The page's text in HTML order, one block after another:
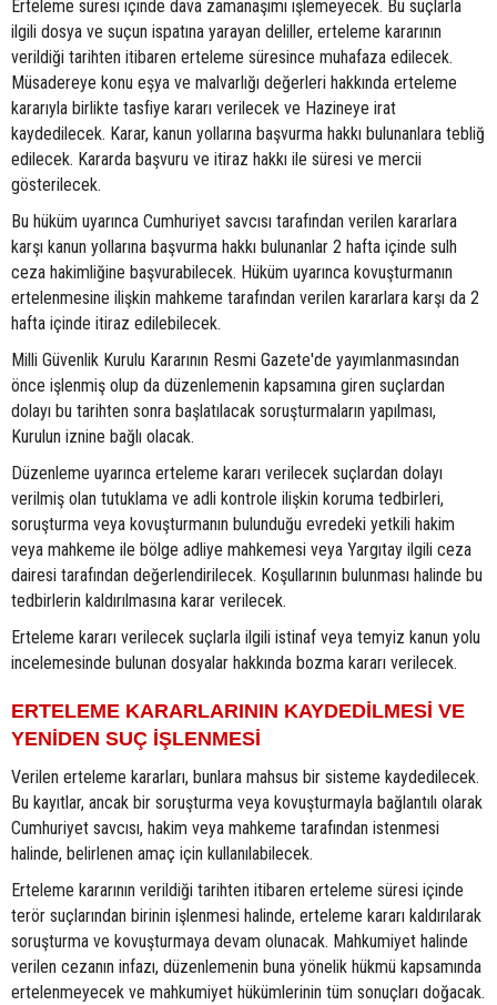
Erteleme süresi içinde dava zamanaşımı işlemeyecek. Bu suçlarla
ilgili dosya ve suçun ispatına yarayan deliller, erteleme kararının
verildiği tarihten itibaren erteleme süresince muhafaza edilecek.
Müsadereye konu eşya ve malvarlığı değerleri hakkında erteleme
kararıyla birlikte tasfiye kararı verilecek ve Hazineye irat
kaydedilecek. Karar, kanun yollarına başvurma hakkı bulunanlara tebliğ
edilecek. Kararda başvuru ve itiraz hakkı ile süresi ve mercii
gösterilecek.
Bu hüküm uyarınca Cumhuriyet savcısı tarafından verilen kararlara
karşı kanun yollarına başvurma hakkı bulunanlar 2 hafta içinde sulh
ceza hakimliğine başvurabilecek. Hüküm uyarınca kovuşturmanın
ertelenmesine ilişkin mahkeme tarafından verilen kararlara karşı da 2
hafta içinde itiraz edilebilecek.
Milli Güvenlik Kurulu Kararının Resmi Gazete'de yayımlanmasından
önce işlenmiş olup da düzenlemenin kapsamına giren suçlardan
dolayı bu tarihten sonra başlatılacak soruşturmaların yapılması,
Kurulun iznine bağlı olacak.
Düzenleme uyarınca erteleme kararı verilecek suçlardan dolayı
verilmiş olan tutuklama ve adli kontrole ilişkin koruma tedbirleri,
soruşturma veya kovuşturmanın bulunduğu evredeki yetkili hakim
veya mahkeme ile bölge adliye mahkemesi veya Yargıtay ilgili ceza
dairesi tarafından değerlendirilecek. Koşullarının bulunması halinde bu
tedbirlerin kaldırılmasına karar verilecek.
Erteleme kararı verilecek suçlarla ilgili istinaf veya temyiz kanun yolu
incelemesinde bulunan dosyalar hakkında bozma kararı verilecek.
ERTELEME KARARLARININ KAYDEDİLMESİ VE
YENİDEN SUÇ İŞLENMESİ
Verilen erteleme kararları, bunlara mahsus bir sisteme kaydedilecek.
Bu kayıtlar, ancak bir soruşturma veya kovuşturmayla bağlantılı olarak
Cumhuriyet savcısı, hakim veya mahkeme tarafından istenmesi
halinde, belirlenen amaç için kullanılabilecek.
Erteleme kararının verildiği tarihten itibaren erteleme süresi içinde
terör suçlarından birinin işlenmesi halinde, erteleme kararı kaldırılarak
soruşturma ve kovuşturmaya devam olunacak. Mahkumiyet halinde
verilen cezanın infazı, düzenlemenin buna yönelik hükmü kapsamında
ertelenmeyecek ve mahkumiyet hükümlerinin tüm sonuçları doğacak.